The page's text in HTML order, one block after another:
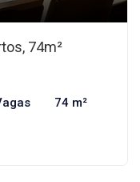
74m²
74 m²